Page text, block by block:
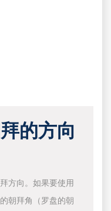
的方向
方向。如果要使用
朝拜角（罗盘的朝